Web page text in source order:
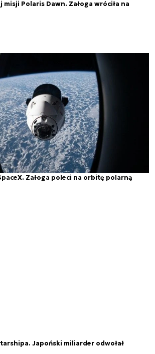
Polaris Dawn. Załoga wróciła na
Załoga poleci na orbitę polarną
Japoński miliarder odwołał